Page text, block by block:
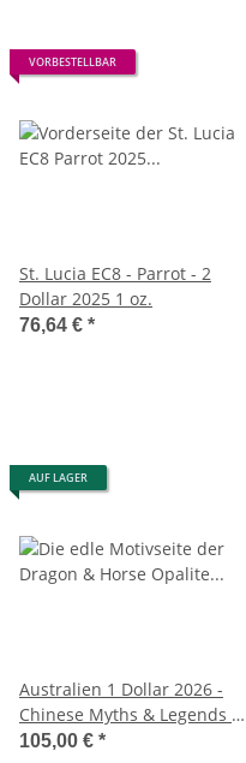
VORBESTELLBAR
St. Lucia EC8 - Parrot - 2
Dollar 2025 1 oz.
76,64 € *
AUF LAGER
Australien 1 Dollar 2026 -
Chinese Myths & Legends -
Dragon & Horse - Opalite in
105,00 € *